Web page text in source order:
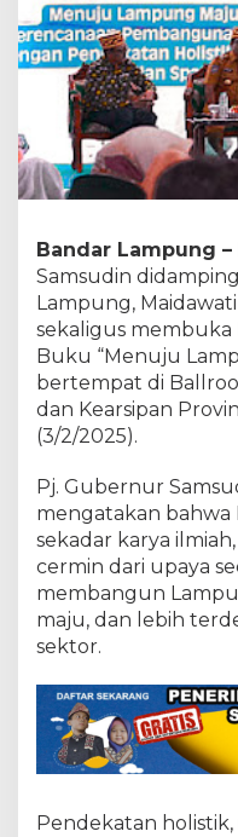
Bandar Lampung –
Samsudin
Lampung,
sekaligus
Buku “Menuju
bertempat di
dan Kearsipan
(3/2/2025).
Pj. Gubernur
mengatakan
sekadar karya
cermin dari upaya
membangun
maju, dan lebih
sektor.
Pendekatan